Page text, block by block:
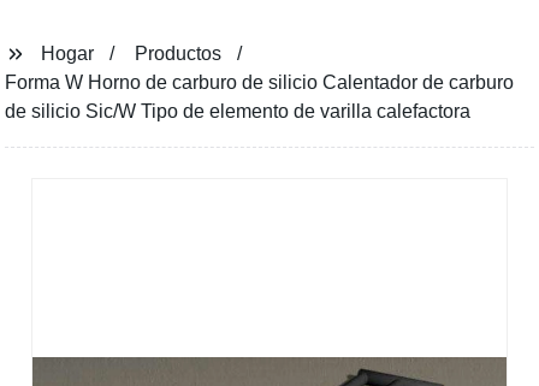
Hogar
Productos
Forma W Horno de carburo de silicio Calentador de carburo
de silicio Sic/W Tipo de elemento de varilla calefactora